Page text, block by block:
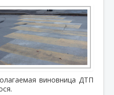
виновница ДТП